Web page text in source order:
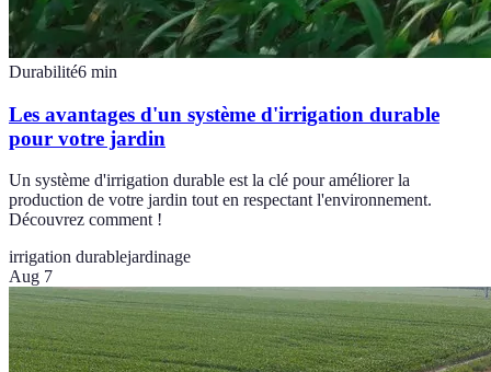
Durabilité6 min
Les avantages d'un système d'irrigation durable
pour votre jardin
Un système d'irrigation durable est la clé pour améliorer la
production de votre jardin tout en respectant l'environnement.
Découvrez comment !
irrigation durablejardinage
Aug 7